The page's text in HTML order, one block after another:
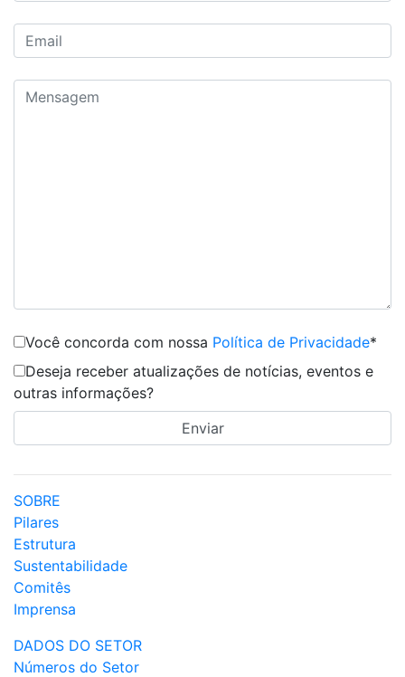
Você concorda com nossa Política de Privacidade*
Deseja receber atualizações de notícias, eventos e
outras informações?
SOBRE
Pilares
Estrutura
Sustentabilidade
Comitês
Imprensa
DADOS DO SETOR
Números do Setor